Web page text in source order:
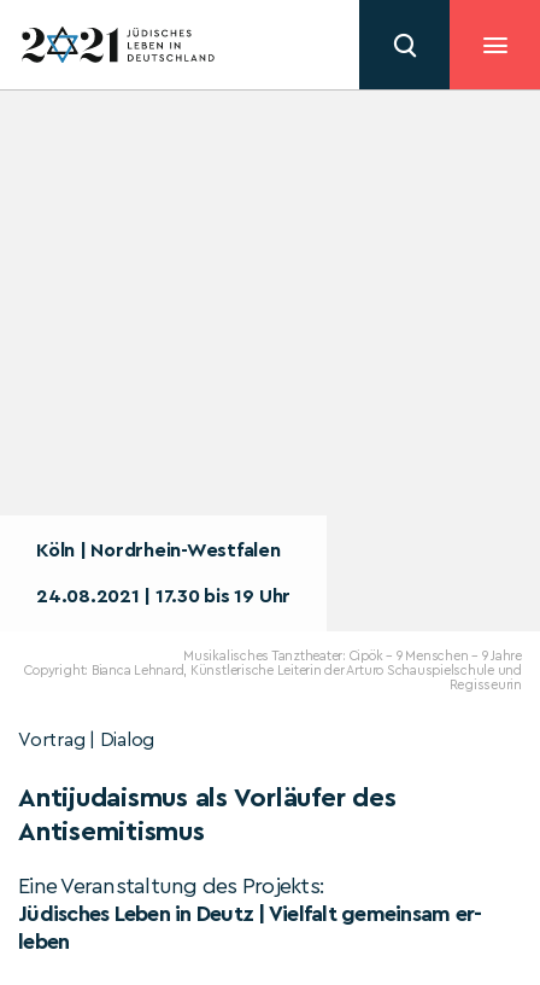
Köln | Nordrhein-Westfalen
24.08.2021 | 17.30 bis 19 Uhr
Musikalisches Tanztheater: Cipök – 9 Menschen – 9 Jahre
Copyright: Bianca Lehnard, Künstlerische Leiterin der Arturo Schauspielschule und
Regisseurin
Vortrag | Dialog
Antijudaismus als Vorläufer des
Antisemitismus
Eine Veranstaltung des Projekts:
Jüdisches Leben in Deutz | Vielfalt gemeinsam er-
leben